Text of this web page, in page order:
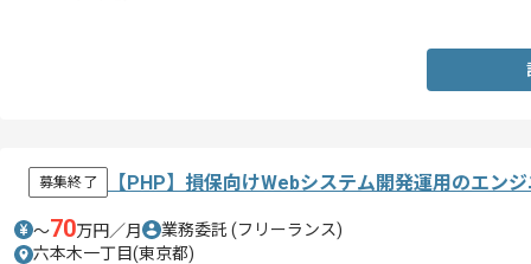
募集終了 【PHP】損保向けWebシステム開発運用のエン
〜70万円／月 業務委託 (フリーランス)
六本木一丁目(東京都)